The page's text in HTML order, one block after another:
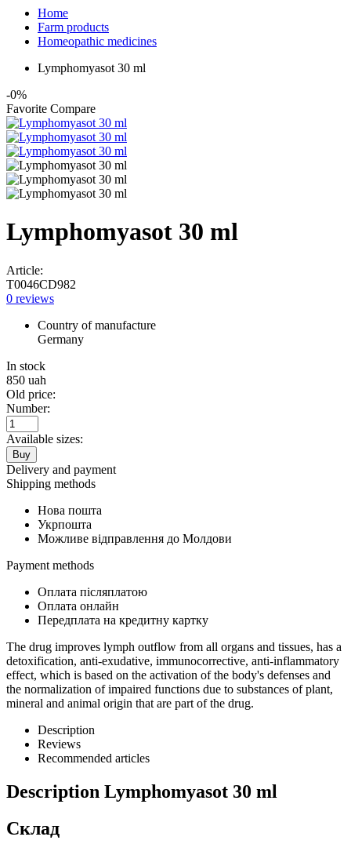
Home
Farm products
Homeopathic medicines
Lymphomyasot 30 ml
-0%
Favorite Compare
Lymphomyasot 30 ml
Article:
T0046CD982
0 reviews
Country of manufacture
Germany
In stock
850 uah
Old price:
Number:
Available sizes:
Buy
Delivery and payment
Shipping methods
Нова пошта
Укрпошта
Можливе відправлення до Молдови
Payment methods
Оплата післяплатою
Оплата онлайн
Передплата на кредитну картку
The drug improves lymph outflow from all organs and tissues, has a
detoxification, anti-exudative, immunocorrective, anti-inflammatory
effect, which is based on the activation of the body's defenses and
the normalization of impaired functions due to substances of plant,
mineral and animal origin that are part of the drug.
Description
Reviews
Recommended articles
Description Lymphomyasot 30 ml
Склад